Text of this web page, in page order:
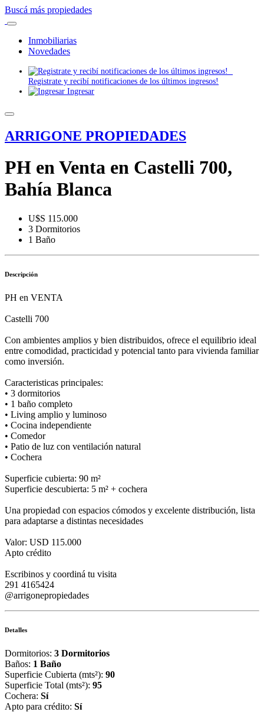
Buscá más propiedades
Inmobiliarias
Novedades
Registrate y recibí notificaciones de los últimos ingresos!
Ingresar
ARRIGONE PROPIEDADES
PH en Venta en Castelli 700,
Bahía Blanca
U$S 115.000
3 Dormitorios
1 Baño
Descripción
PH en VENTA
Castelli 700
Con ambientes amplios y bien distribuidos, ofrece el equilibrio ideal
entre comodidad, practicidad y potencial tanto para vivienda familiar
como inversión.
Caracteristicas principales:
• 3 dormitorios
• 1 baño completo
• Living amplio y luminoso
• Cocina independiente
• Comedor
• Patio de luz con ventilación natural
• Cochera
Superficie cubierta: 90 m²
Superficie descubierta: 5 m² + cochera
Una propiedad con espacios cómodos y excelente distribución, lista
para adaptarse a distintas necesidades
Valor: USD 115.000
Apto crédito
Escribinos y coordiná tu visita
291 4165424
@arrigonepropiedades
Detalles
Dormitorios: 3 Dormitorios
Baños: 1 Baño
Superficie Cubierta (mts²): 90
Superficie Total (mts²): 95
Cochera: Sí
Apto para crédito: Sí